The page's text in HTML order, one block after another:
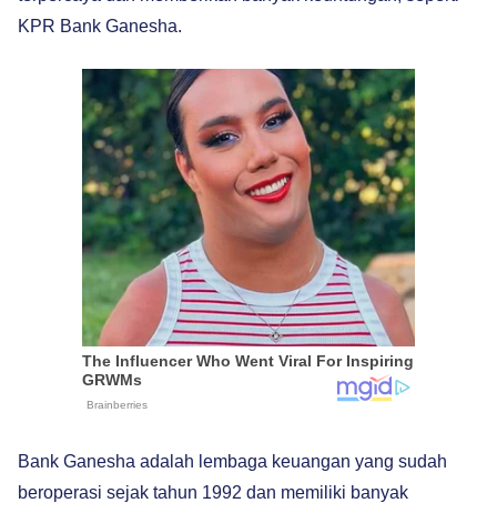
KPR Bank Ganesha.
Bank Ganesha adalah lembaga keuangan yang sudah
beroperasi sejak tahun 1992 dan memiliki banyak